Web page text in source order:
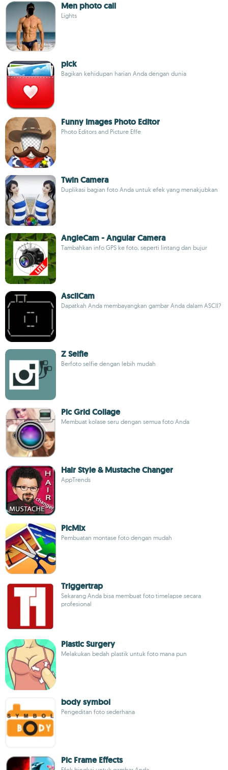
Men photo call
Lights
pick
Bagikan kehidupan harian Anda dengan dunia
Funny Images Photo Editor
Photo Editors and Picture Effe
Twin Camera
Duplikasi bagian foto Anda untuk efek yang menakjubkan
AngleCam - Angular Camera
Tambahkan info GPS ke foto, seperti lintang dan bujur
AsciiCam
Dapatkah Anda membayangkan gambar Anda dalam ASCII?
Z Selfie
Berfoto selfie dengan lebih mudah
Pic Grid Collage
Membuat kolase seru dengan semua foto Anda
Hair Style & Mustache Changer
AppTrends
PicMix
Pembuatan montase foto dengan mudah
Triggertrap
Sekarang Anda bisa membuat foto timelapse secara
profesional
Plastic Surgery
Melakukan bedah plastik untuk foto mana pun
body symbol
Pengeditan foto sederhana
Pic Frame Effects